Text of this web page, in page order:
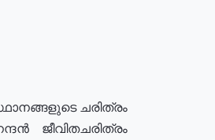
ചരിത്രം
ജീവിതചരിത്രം